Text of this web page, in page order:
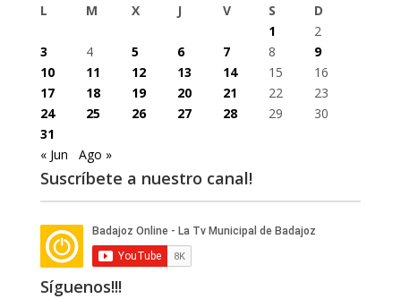
L
M X J V S
D
1
2
3
4 5 6 7 8
9
10
11 12 13 14 15
16
17
18 19 20 21 22
23
24
25 26 27 28 29
30
31
« Jun
Ago »
Suscríbete a nuestro canal!
Síguenos!!!